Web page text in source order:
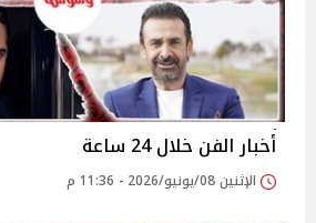
أخبار الفن خلال 24 ساعة
الإثنين 08/يونيو/2026 - 11:36 م